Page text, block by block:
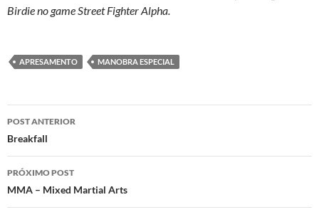
Birdie no game Street Fighter Alpha.
APRESAMENTO MANOBRA ESPECIAL
Navegação
de
posts
POST ANTERIOR
Breakfall
PRÓXIMO POST
MMA – Mixed Martial Arts